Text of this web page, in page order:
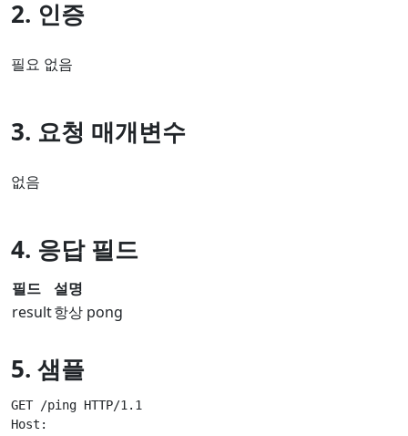
2. 인증
필요 없음
3. 요청 매개변수
없음
4. 응답 필드
필드
설명
result항상 pong
5. 샘플
GET /ping HTTP/1.1
Host: